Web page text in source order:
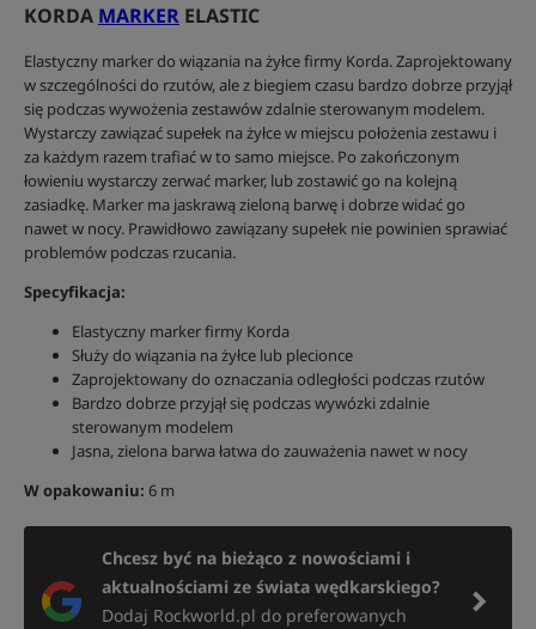
KORDA MARKER ELASTIC
Elastyczny marker do wiązania na żyłce firmy Korda. Zaprojektowany
w szczególności do rzutów, ale z biegiem czasu bardzo dobrze przyjął
się podczas wywożenia zestawów zdalnie sterowanym modelem.
Wystarczy zawiązać supełek na żyłce w miejscu położenia zestawu i
za każdym razem trafiać w to samo miejsce. Po zakończonym
łowieniu wystarczy zerwać marker, lub zostawić go na kolejną
zasiadkę. Marker ma jaskrawą zieloną barwę i dobrze widać go
nawet w nocy. Prawidłowo zawiązany supełek nie powinien sprawiać
problemów podczas rzucania.
Specyfikacja:
Elastyczny marker firmy Korda
Służy do wiązania na żyłce lub plecionce
Zaprojektowany do oznaczania odległości podczas rzutów
Bardzo dobrze przyjął się podczas wywózki zdalnie
sterowanym modelem
Jasna, zielona barwa łatwa do zauważenia nawet w nocy
W opakowaniu: 6 m
Chcesz być na bieżąco z nowościami i
aktualnościami ze świata wędkarskiego?
Dodaj Rockworld.pl do preferowanych